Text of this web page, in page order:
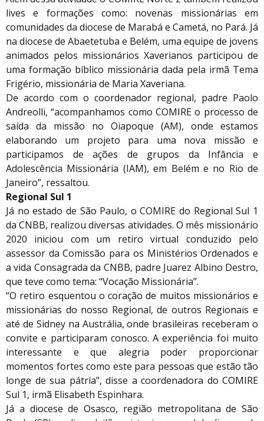
lives e formações como: novenas missionárias em
comunidades da diocese de Marabá e Cametá, no Pará. Já
na diocese de Abaetetuba e Belém, uma equipe de jovens
animados pelos missionários Xaverianos participou de
uma formação bíblico missionária dada pela irmã Tema
Frigério, missionária de Maria Xaveriana.
De acordo com o coordenador regional, padre Paolo
Andreolli, “acompanhamos como COMIRE o processo de
saída da missão no Oiapoque (AM), onde estamos
elaborando um projeto para uma nova missão e
participamos de ações de grupos da Infância e
Adolescência Missionária (IAM), em Belém e no Rio de
Janeiro”, ressaltou.
Regional Sul 1
Já no estado de São Paulo, o COMIRE do Regional Sul 1
da CNBB, realizou diversas atividades. O mês missionário
2020 iniciou com um retiro virtual conduzido pelo
assessor da Comissão para os Ministérios Ordenados e
a vida Consagrada da CNBB, padre Juarez Albino Destro,
que teve como tema: “Vocação Missionária”.
“O retiro esquentou o coração de muitos missionários e
missionárias do nosso Regional, de outros Regionais e
até de Sidney na Austrália, onde brasileiras receberam o
convite e participaram conosco. A experiência foi muito
interessante e que alegria poder proporcionar
momentos fortes como este para pessoas que estão tão
longe de sua pátria”, disse a coordenadora do COMIRE
Sul 1, irmã Elisabeth Espinhara.
Já a diocese de Osasco, região metropolitana de São